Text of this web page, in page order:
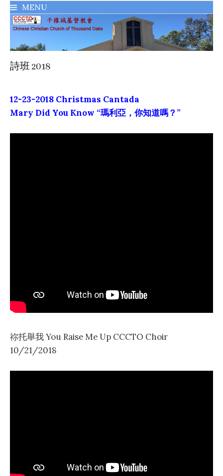
MENU
詩班 2018
12-23-2018 Christmas Cantada
Mary Did You Know “瑪利亞，你知道嗎？”
祢托舉我 You Raise Me Up CCCTO Choir
10/21/2018